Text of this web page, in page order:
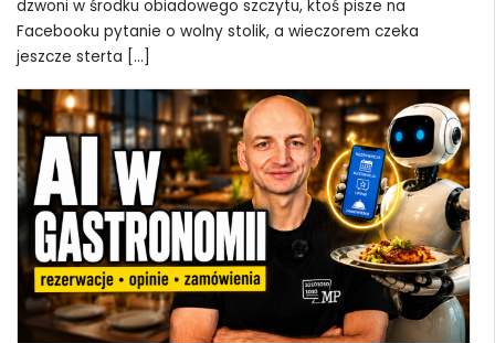
dzwoni w środku obiadowego szczytu, ktoś pisze na
Facebooku pytanie o wolny stolik, a wieczorem czeka
jeszcze sterta [...]